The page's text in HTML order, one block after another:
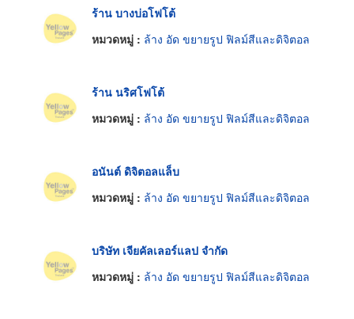
ร้าน บางบ่อโฟโต้
หมวดหมู่ : ล้าง อัด ขยายรูป ฟิลม์สีและดิจิตอล
ร้าน นริศโฟโต้
หมวดหมู่ : ล้าง อัด ขยายรูป ฟิลม์สีและดิจิตอล
อนันต์ ดิจิตอลแล็บ
หมวดหมู่ : ล้าง อัด ขยายรูป ฟิลม์สีและดิจิตอล
บริษัท เจียคัลเลอร์แลป จำกัด
หมวดหมู่ : ล้าง อัด ขยายรูป ฟิลม์สีและดิจิตอล